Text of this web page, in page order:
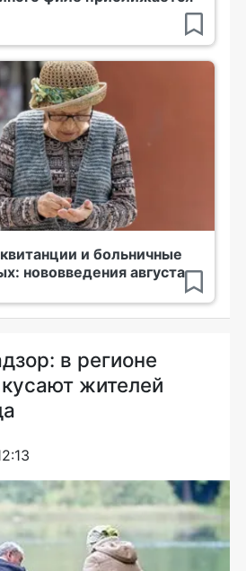
и больничные
нововведения августа
в регионе
жителей